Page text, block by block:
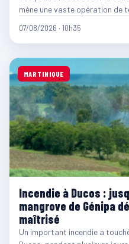
mène une vaste opération de
07/08/2026 · 10h35
MARTINIQUE
Incendie à Ducos :
mangrove de Génipa
maîtrisé
Un important incendie a